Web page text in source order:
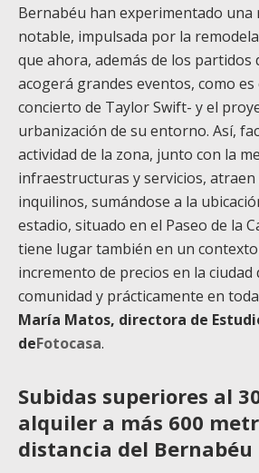
Bernabéu han experimentado una
notable, impulsada por la
que ahora, además de los
acogerá grandes eventos, como es
concierto de Taylor Swift- y el
urbanización de su entorno. Así,
actividad de la zona, junto con la
infraestructuras y servicios, atraen
inquilinos, sumándose a la
estadio, situado en el Paseo de la
tiene lugar también en un
incremento de precios en la ciudad
comunidad y prácticamente en
María Matos, directora de
deFotocasa.
Subidas superiores al
alquiler a más 600
distancia del Bernabéu